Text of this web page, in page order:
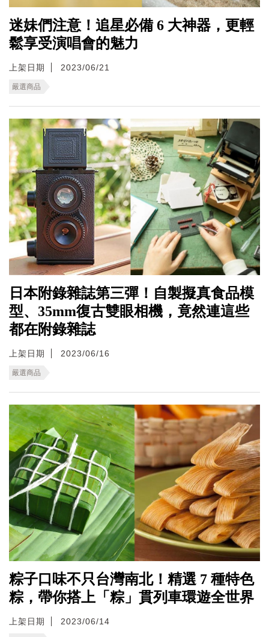
迷妹們注意！追星必備 6 大神器，更輕
鬆享受演唱會的魅力
上架日期 2023/06/21
嚴選商品
日本附錄雜誌第三彈！自製擬真食品模
型、35mm復古雙眼相機，竟然連這些
都在附錄雜誌
上架日期 2023/06/16
嚴選商品
粽子口味不只台灣南北！精選 7 種特色
粽，帶你搭上「粽」貫列車環遊全世界
上架日期 2023/06/14